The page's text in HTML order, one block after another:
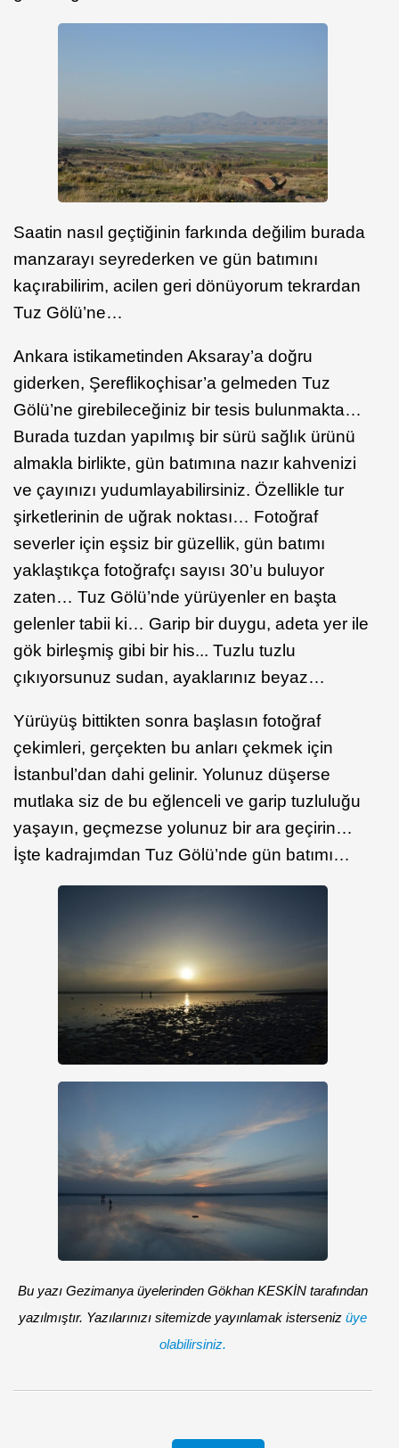
Saatin nasıl geçtiğinin farkında değilim burada
manzarayı seyrederken ve gün batımını
kaçırabilirim, acilen geri dönüyorum tekrardan
Tuz Gölü’ne…
Ankara istikametinden Aksaray’a doğru
giderken, Şereflikoçhisar’a gelmeden Tuz
Gölü’ne girebileceğiniz bir tesis bulunmakta…
Burada tuzdan yapılmış bir sürü sağlık ürünü
almakla birlikte, gün batımına nazır kahvenizi
ve çayınızı yudumlayabilirsiniz. Özellikle tur
şirketlerinin de uğrak noktası… Fotoğraf
severler için eşsiz bir güzellik, gün batımı
yaklaştıkça fotoğrafçı sayısı 30’u buluyor
zaten… Tuz Gölü’nde yürüyenler en başta
gelenler tabii ki… Garip bir duygu, adeta yer ile
gök birleşmiş gibi bir his... Tuzlu tuzlu
çıkıyorsunuz sudan, ayaklarınız beyaz…
Yürüyüş bittikten sonra başlasın fotoğraf
çekimleri, gerçekten bu anları çekmek için
İstanbul’dan dahi gelinir. Yolunuz düşerse
mutlaka siz de bu eğlenceli ve garip tuzluluğu
yaşayın, geçmezse yolunuz bir ara geçirin…
İşte kadrajımdan Tuz Gölü’nde gün batımı…
Bu yazı Gezimanya üyelerinden Gökhan KESKİN tarafından
yazılmıştır. Yazılarınızı sitemizde yayınlamak isterseniz üye
olabilirsiniz.